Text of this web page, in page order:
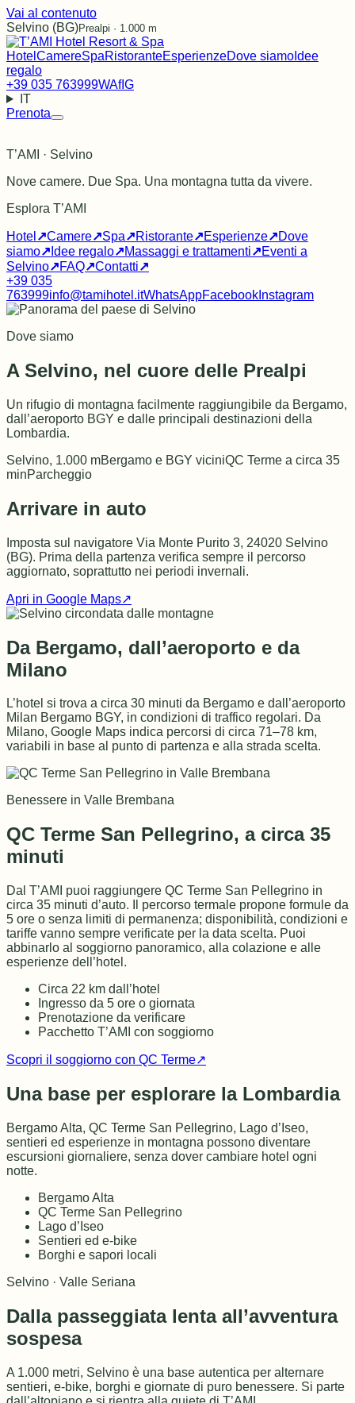
Vai al contenuto
Selvino (BG)Prealpi · 1.000 m
Hotel CamereSpaRistoranteEsperienzeDove siamo Idee
regalo
+39 035 763999WAfIG
IT
Prenota
T’AMI · Selvino
Nove camere. Due Spa. Una montagna tutta da vivere.
Esplora T’AMI
Hotel ↗Camere↗Spa↗Ristorante↗Esperienze↗Dove
siamo↗ Idee regalo↗Massaggi e trattamenti↗Eventi a
Selvino↗FAQ↗Contatti↗
+39 035
763999info@tamihotel.itWhatsAppFacebook Instagram
Dove siamo
A Selvino, nel cuore delle Prealpi
Un rifugio di montagna facilmente raggiungibile da Bergamo,
dall’aeroporto BGY e dalle principali destinazioni della
Lombardia.
Selvino, 1.000 mBergamo e BGY viciniQC Terme a circa 35
minParcheggio
Arrivare in auto
Imposta sul navigatore Via Monte Purito 3, 24020 Selvino
(BG). Prima della partenza verifica sempre il percorso
aggiornato, soprattutto nei periodi invernali.
Apri in Google Maps↗
Da Bergamo, dall’aeroporto e da
Milano
L’hotel si trova a circa 30 minuti da Bergamo e dall’aeroporto
Milan Bergamo BGY, in condizioni di traffico regolari. Da
Milano, Google Maps indica percorsi di circa 71–78 km,
variabili in base al punto di partenza e alla strada scelta.
Benessere in Valle Brembana
QC Terme San Pellegrino, a circa 35
minuti
Dal T’AMI puoi raggiungere QC Terme San Pellegrino in
circa 35 minuti d’auto. Il percorso termale propone formule da
5 ore o senza limiti di permanenza; disponibilità, condizioni e
tariffe vanno sempre verificate per la data scelta. Puoi
abbinarlo al soggiorno panoramico, alla colazione e alle
esperienze dell’hotel.
Circa 22 km dall’hotel
Ingresso da 5 ore o giornata
Prenotazione da verificare
Pacchetto T’AMI con soggiorno
Scopri il soggiorno con QC Terme↗
Una base per esplorare la Lombardia
Bergamo Alta, QC Terme San Pellegrino, Lago d’Iseo,
sentieri ed esperienze in montagna possono diventare
escursioni giornaliere, senza dover cambiare hotel ogni
notte.
Bergamo Alta
QC Terme San Pellegrino
Lago d’Iseo
Sentieri ed e-bike
Borghi e sapori locali
Selvino · Valle Seriana
Dalla passeggiata lenta all’avventura
sospesa
A 1.000 metri, Selvino è una base autentica per alternare
sentieri, e-bike, borghi e giornate di puro benessere. Si parte